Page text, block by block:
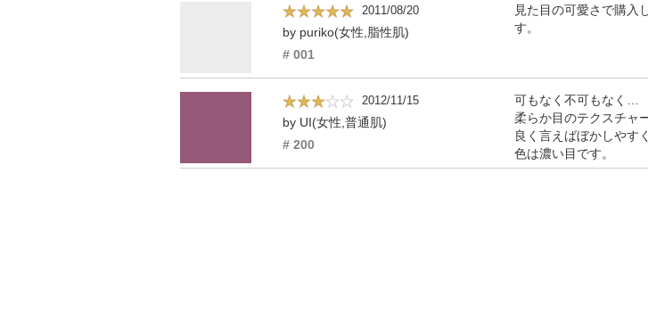
2011/08/20
by puriko(女性,脂性肌)
# 001
見た目の可愛さで購入
す。
2012/11/15
by UI(女性,普通肌)
# 200
可もなく不可もなく…
柔らか目のテクスチャ
良く言えばぼかしやす
色は濃い目です。